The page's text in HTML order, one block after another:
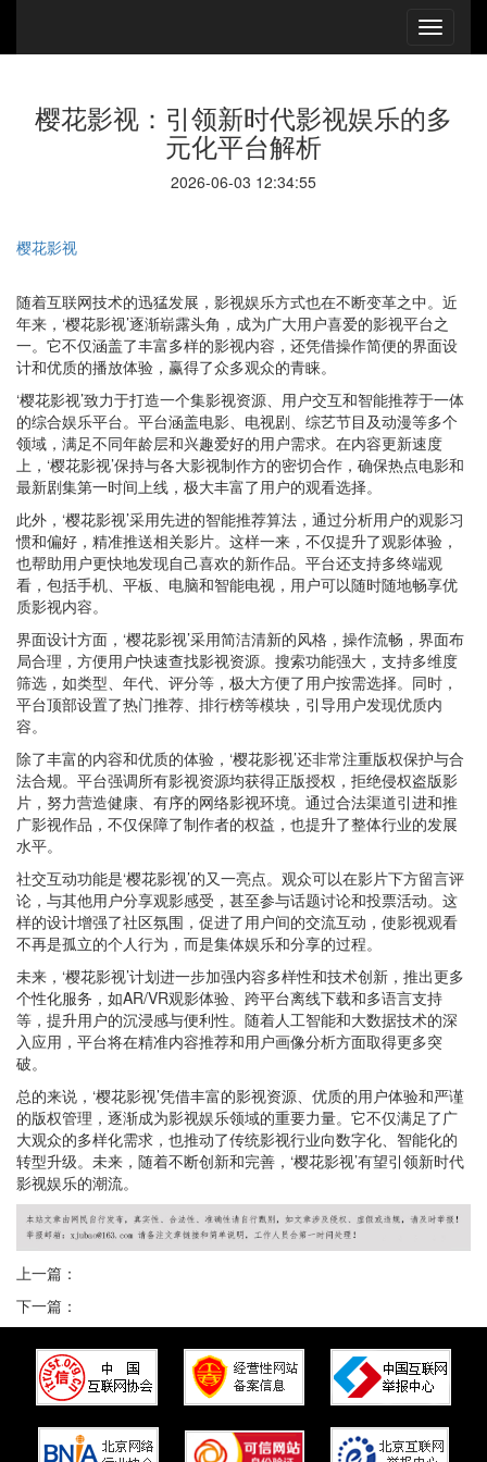
樱花影视：引领新时代影视娱乐的多
元化平台解析
2026-06-03 12:34:55
樱花影视
随着互联网技术的迅猛发展，影视娱乐方式也在不断变革之中。近
年来，‘樱花影视’逐渐崭露头角，成为广大用户喜爱的影视平台之
一。它不仅涵盖了丰富多样的影视内容，还凭借操作简便的界面设
计和优质的播放体验，赢得了众多观众的青睐。
‘樱花影视’致力于打造一个集影视资源、用户交互和智能推荐于一体
的综合娱乐平台。平台涵盖电影、电视剧、综艺节目及动漫等多个
领域，满足不同年龄层和兴趣爱好的用户需求。在内容更新速度
上，‘樱花影视’保持与各大影视制作方的密切合作，确保热点电影和
最新剧集第一时间上线，极大丰富了用户的观看选择。
此外，‘樱花影视’采用先进的智能推荐算法，通过分析用户的观影习
惯和偏好，精准推送相关影片。这样一来，不仅提升了观影体验，
也帮助用户更快地发现自己喜欢的新作品。平台还支持多终端观
看，包括手机、平板、电脑和智能电视，用户可以随时随地畅享优
质影视内容。
界面设计方面，‘樱花影视’采用简洁清新的风格，操作流畅，界面布
局合理，方便用户快速查找影视资源。搜索功能强大，支持多维度
筛选，如类型、年代、评分等，极大方便了用户按需选择。同时，
平台顶部设置了热门推荐、排行榜等模块，引导用户发现优质内
容。
除了丰富的内容和优质的体验，‘樱花影视’还非常注重版权保护与合
法合规。平台强调所有影视资源均获得正版授权，拒绝侵权盗版影
片，努力营造健康、有序的网络影视环境。通过合法渠道引进和推
广影视作品，不仅保障了制作者的权益，也提升了整体行业的发展
水平。
社交互动功能是‘樱花影视’的又一亮点。观众可以在影片下方留言评
论，与其他用户分享观影感受，甚至参与话题讨论和投票活动。这
样的设计增强了社区氛围，促进了用户间的交流互动，使影视观看
不再是孤立的个人行为，而是集体娱乐和分享的过程。
未来，‘樱花影视’计划进一步加强内容多样性和技术创新，推出更多
个性化服务，如AR/VR观影体验、跨平台离线下载和多语言支持
等，提升用户的沉浸感与便利性。随着人工智能和大数据技术的深
入应用，平台将在精准内容推荐和用户画像分析方面取得更多突
破。
总的来说，‘樱花影视’凭借丰富的影视资源、优质的用户体验和严谨
的版权管理，逐渐成为影视娱乐领域的重要力量。它不仅满足了广
大观众的多样化需求，也推动了传统影视行业向数字化、智能化的
转型升级。未来，随着不断创新和完善，‘樱花影视’有望引领新时代
影视娱乐的潮流。
上一篇：
下一篇：